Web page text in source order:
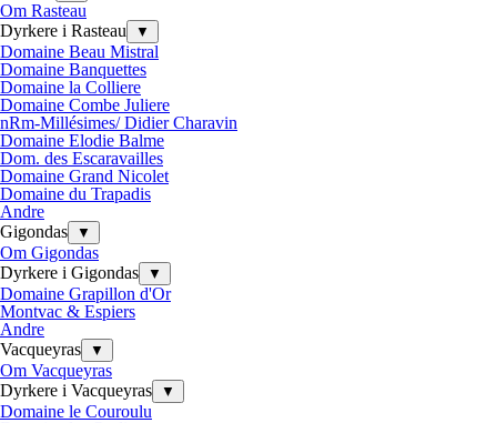
Om Rasteau
Dyrkere i Rasteau
▼
Domaine Beau Mistral
Domaine Banquettes
Domaine la Colliere
Domaine Combe Juliere
nRm-Millésimes/ Didier Charavin
Domaine Elodie Balme
Dom. des Escaravailles
Domaine Grand Nicolet
Domaine du Trapadis
Andre
Gigondas
▼
Om Gigondas
Dyrkere i Gigondas
▼
Domaine Grapillon d'Or
Montvac & Espiers
Andre
Vacqueyras
▼
Om Vacqueyras
Dyrkere i Vacqueyras
▼
Domaine le Couroulu